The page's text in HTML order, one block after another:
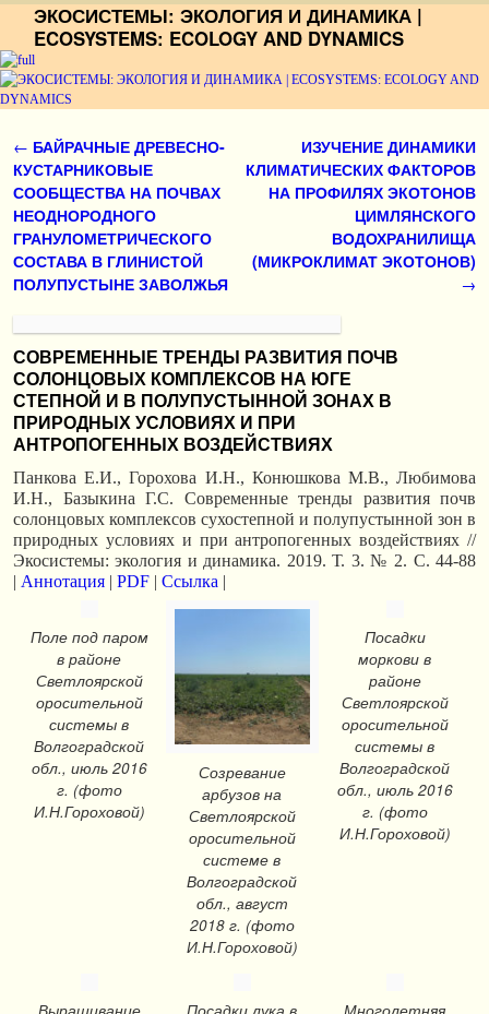
ЭКОСИСТЕМЫ: ЭКОЛОГИЯ И ДИНАМИКА |
ECOSYSTEMS: ECOLOGY AND DYNAMICS
Перейти к основному содержимому
Перейти к дополнительному содержимому
Навигация по записям
← БАЙРАЧНЫЕ ДРЕВЕСНО-
КУСТАРНИКОВЫЕ
СООБЩЕСТВА НА ПОЧВАХ
НЕОДНОРОДНОГО
ГРАНУЛОМЕТРИЧЕСКОГО
СОСТАВА В ГЛИНИСТОЙ
ПОЛУПУСТЫНЕ ЗАВОЛЖЬЯ
ИЗУЧЕНИЕ ДИНАМИКИ
КЛИМАТИЧЕСКИХ ФАКТОРОВ
НА ПРОФИЛЯХ ЭКОТОНОВ
ЦИМЛЯНСКОГО
ВОДОХРАНИЛИЩА
(МИКРОКЛИМАТ ЭКОТОНОВ)
→
СОВРЕМЕННЫЕ ТРЕНДЫ РАЗВИТИЯ ПОЧВ
СОЛОНЦОВЫХ КОМПЛЕКСОВ НА ЮГЕ
СТЕПНОЙ И В ПОЛУПУСТЫННОЙ ЗОНАХ В
ПРИРОДНЫХ УСЛОВИЯХ И ПРИ
АНТРОПОГЕННЫХ ВОЗДЕЙСТВИЯХ
Панкова Е.И., Горохова И.Н., Конюшкова М.В., Любимова
И.Н., Базыкина Г.С. Современные тренды развития почв
солонцовых комплексов сухостепной и полупустынной зон в
природных условиях и при антропогенных воздействиях //
Экосистемы: экология и динамика. 2019. Т. 3. № 2. С. 44-88
| Аннотация | PDF | Ссылка |
Поле под паром
в районе
Светлоярской
оросительной
системы в
Волгоградской
обл., июль 2016
г. (фото
И.Н.Гороховой)
Созревание
арбузов на
Светлоярской
оросительной
системе в
Волгоградской
обл., август
2018 г. (фото
И.Н.Гороховой)
Посадки
моркови в
районе
Светлоярской
оросительной
системы в
Волгоградской
обл., июль 2016
г. (фото
И.Н.Гороховой)